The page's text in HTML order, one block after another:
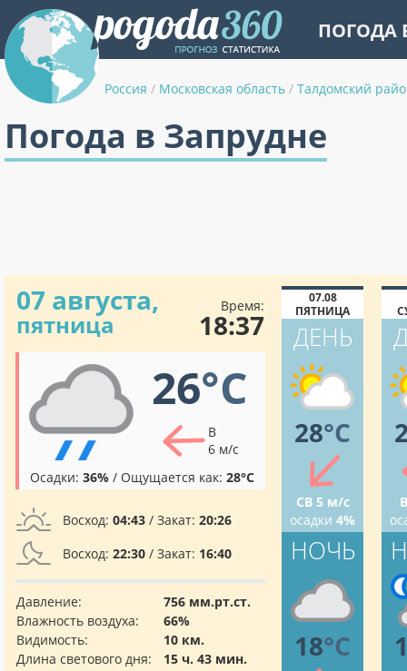
ПОГОДА
Россия / Московская область / Талдомский
Погода в Запрудне
07 августа,
пятница
Время:
18:37
26°C
В
6 м/с
Осадки: 36% / Ощущается как: 28°C
Восход: 04:43 / Закат: 20:26
Восход: 22:30 / Закат: 16:40
Давление:
756 мм.рт.ст.
Влажность воздуха:
66%
Видимость:
10 км.
Длина светового дня:
15 ч. 43 мин.
07.08
ПЯТНИЦА
ДЕНЬ
28°C
СВ 5 м/с
осадки 4%
НОЧЬ
18°C